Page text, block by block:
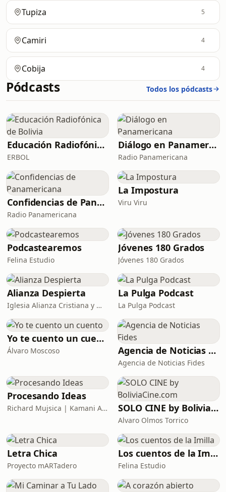
Tupiza 5
Camiri 4
Cobija 4
Pódcasts Todos los pódcasts
Educación Radiofónica de Bolivia
ERBOL
Diálogo en Panamericana
Radio Panamericana
Confidencias de Panamericana
Radio Panamericana
La Impostura
Viru Viru
Podcastearemos
Felina Estudio
Jóvenes 180 Grados
Jóvenes 180 Grados
Alianza Despierta
Iglesia Alianza Cristiana y Misionera De Santa Cruz
La Pulga Podcast
La Pulga Podcast
Yo te cuento un cuento
Álvaro Moscoso Agencia de Noticias Fides
Agencia de Noticias Fides
Procesando Ideas
Richard Mujsica | Kamani Audio SOLO CINE by BoliviaCine.com
Alvaro Olmos Torrico
Letra Chica
Proyecto mARTadero
Los cuentos de la Imilla
Felina Estudio